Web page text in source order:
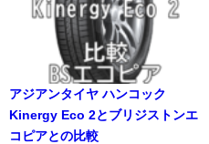
アジアンタイヤ ハンコック
Kinergy Eco 2とブリジストンエ
コピアとの比較